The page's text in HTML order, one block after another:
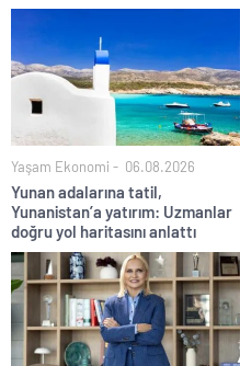
Yaşam Ekonomi 06.08.2026
Yunan adalarına tatil,
Yunanistan’a yatırım: Uzmanlar
doğru yol haritasını anlattı